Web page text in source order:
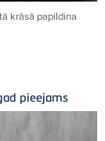
krāsā papildina
pieejams